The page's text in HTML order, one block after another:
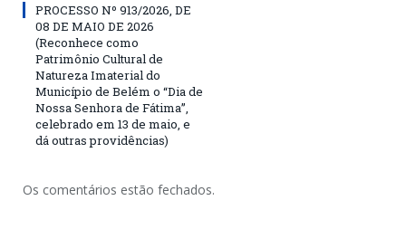
PROCESSO Nº 913/2026, DE
08 DE MAIO DE 2026
(Reconhece como
Patrimônio Cultural de
Natureza Imaterial do
Município de Belém o “Dia de
Nossa Senhora de Fátima”,
celebrado em 13 de maio, e
dá outras providências)
Os comentários estão fechados.